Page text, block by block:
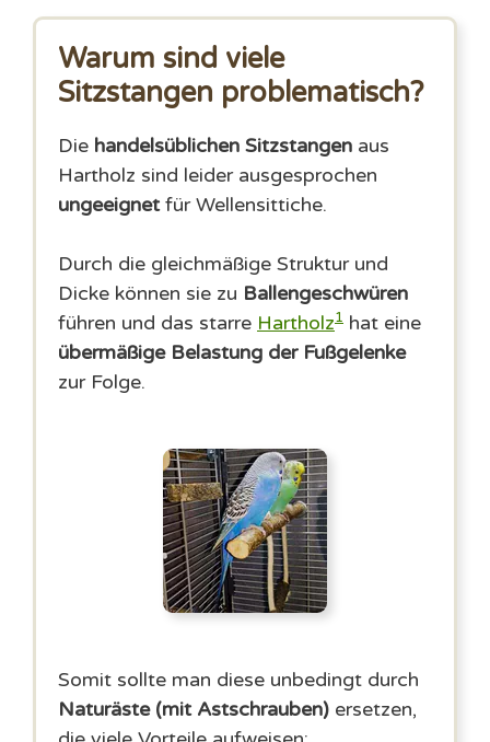
Warum sind viele
Sitzstangen problematisch?
Die handelsüblichen Sitzstangen aus
Hartholz sind leider ausgesprochen
ungeeignetfür Wellensittiche.
Durch die gleichmäßige Struktur und
Dicke können sie zu Ballengeschwüren
führen und das starre Hartholz1 hat eine
übermäßige Belastung der Fußgelenke
zur Folge.
Somit sollte man diese unbedingt durch
Naturäste (mit Astschrauben) ersetzen,